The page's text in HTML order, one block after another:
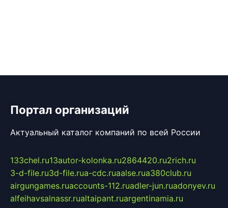
Портал организаций
Актуальный каталог компаний по всей России
133chel.ru13autor-kolonka.ru2864420.ru2rich.ru
3-d-file.ru3d-file.rua-cdc.ruaalse.rua380club.ru
airgungames.ruaccounts-112.ruadler-jun.ruadonyev.ru
alfeihavsalnassr.rualtaipant.ruargentinamia.ru